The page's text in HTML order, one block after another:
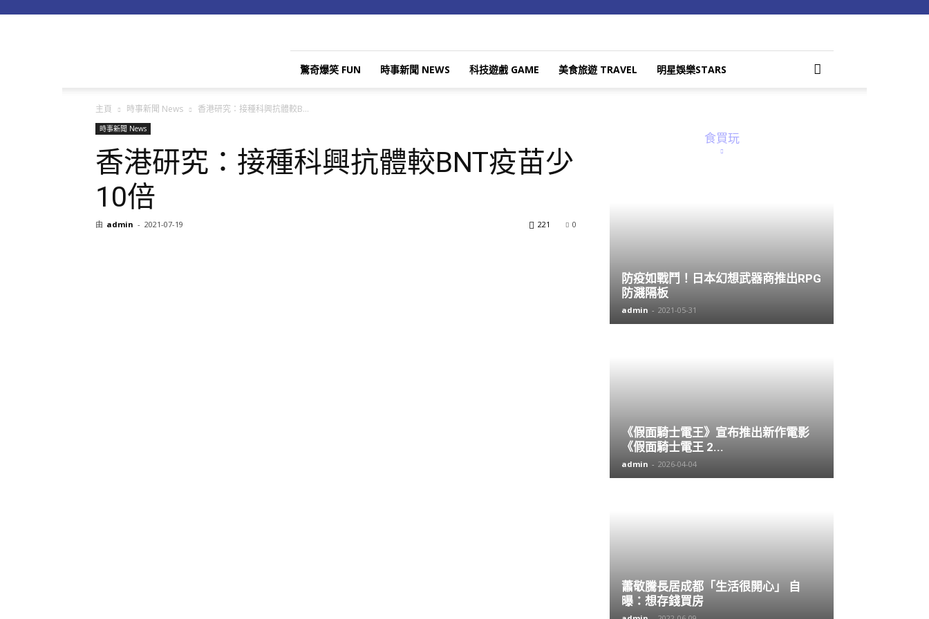
驚奇爆笑 FUN 時事新聞 NEWS 科技遊戲 GAME 美食旅遊 TRAVEL 明星娛樂STARS
主頁 時事新聞 News 香港研究：接種科興抗體較B...
時事新聞 News
香港研究：接種科興抗體較BNT疫苗少
10倍
由 admin - 2021-07-19 0
221
食買玩
防疫如戰鬥！日本幻想武器商推出RPG
防濺隔板
admin - 2021-05-31
《假面騎士電王》宣布推出新作電影
《假面騎士電王 2...
admin - 2026-04-04
蕭敬騰長居成都「生活很開心」 自
曝：想存錢買房